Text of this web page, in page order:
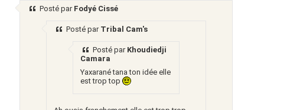
Posté par Fodyé Cissé
Posté par Tribal Cam's
Posté par Khoudiedji
Camara
Yaxarané tana ton idée elle
est trop top